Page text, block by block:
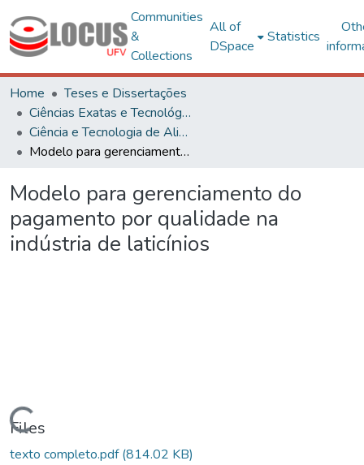
Communities
&
Collections
All of
DSpace
Statistics
Home
Teses e Dissertações
Ciências Exatas e Tecnológicas
Ciência e Tecnologia de Alimentos
Modelo para gerenciamento do pagamento por qualidade na indústria de laticínios
Modelo para gerenciamento do
pagamento por qualidade na
indústria de laticínios
Files
texto completo.pdf(814.02 KB)